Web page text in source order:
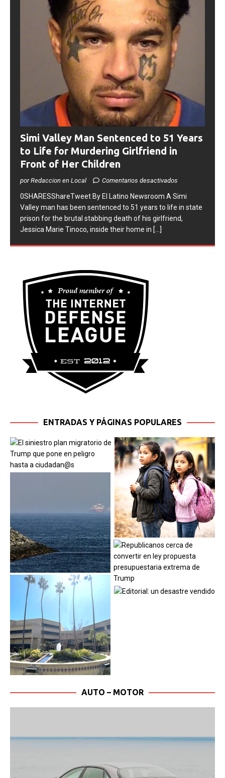
Simi Valley Man Sentenced to 51 Years
to Life for Murdering Girlfriend in
Front of Her Children
por Redaccion en Local
0SHARESShareTweet ​By El Latino Newsroom ​A Simi
Valley man has been sentenced to 51 years to life in state
prison for the brutal stabbing death of his girlfriend,
[...]